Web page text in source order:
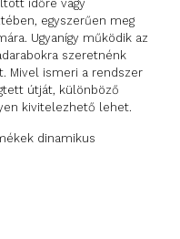
időre vagy
egyszerűen meg
Ugyanígy működik az
szeretnénk
Mivel ismeri a rendszer
útját, különböző
kivitelezhető lehet.
dinamikus